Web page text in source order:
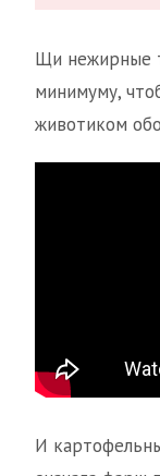
Щи нежирные
минимуму,
животиком
И